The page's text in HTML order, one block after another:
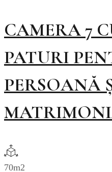
CAMERA 7
PATURI
PERSOANĂ
70m2